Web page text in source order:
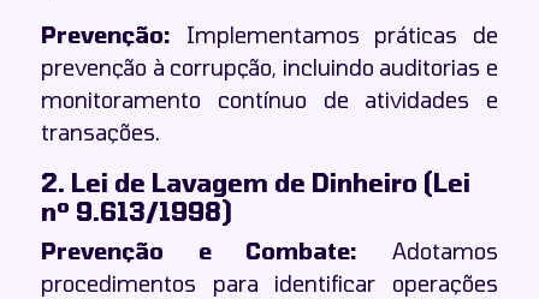
Prevenção: Implementamos práticas de
prevenção à corrupção, incluindo auditorias e
monitoramento contínuo de atividades e
transações.
2. Lei de Lavagem de Dinheiro (Lei
nº 9.613/1998)
Prevenção e Combate: Adotamos
procedimentos para identificar operações